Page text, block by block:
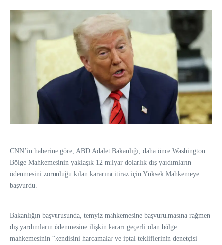
CNN’in haberine göre, ABD Adalet Bakanlığı, daha önce Washington
Bölge Mahkemesinin yaklaşık 12 milyar dolarlık dış yardımların
ödenmesini zorunluğu kılan kararına itiraz için Yüksek Mahkemeye
başvurdu.
Bakanlığın başvurusunda, temyiz mahkemesine başvurulmasına rağmen
dış yardımların ödenmesine ilişkin kararı geçerli olan bölge
mahkemesinin “kendisini harcamalar ve iptal tekliflerinin denetçisi